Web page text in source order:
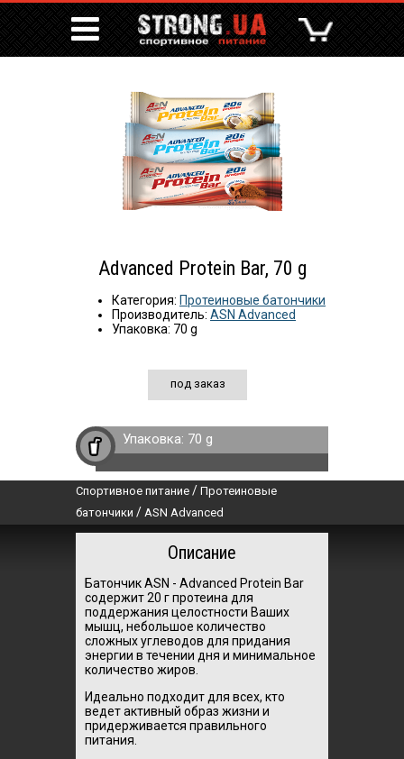
Advanced Protein Bar, 70 g
Категория: Протеиновые батончики
Производитель: ASN Advanced
Упаковка: 70 g
под заказ
Упаковка: 70 g
Спортивное питание / Протеиновые
батончики / ASN Advanced
Описание
Батончик ASN - Advanced Protein Bar
содержит 20 г протеина для
поддержания целостности Ваших
мышц, небольшое количество
сложных углеводов для придания
энергии в течении дня и минимальное
количество жиров.
Идеально подходит для всех, кто
ведет активный образ жизни и
придерживается правильного
питания.